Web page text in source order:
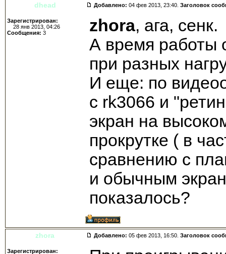
dhead Добавлено: 04 фев 2013, 23:40. Заголовок
Зарегистрирован:
28 янв 2013, 04:26
Сообщения: 3 zhora, ага, сенк.
А время работы
при разных
И еще: по
с rk3066 и
экран на
прокрутке ( в
сравнению с
и обычным
показалось?
zhora Добавлено: 05 фев 2013, 16:50. Заголовок
Зарегистрирован: